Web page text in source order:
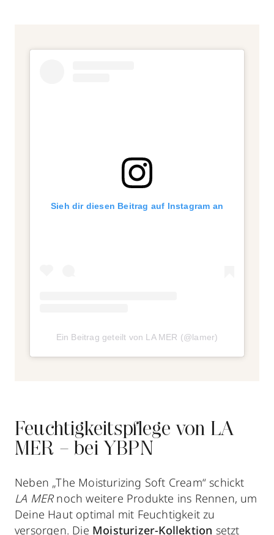
Sieh dir diesen Beitrag auf Instagram an
Ein Beitrag geteilt von LA MER (@lamer)
Feuchtigkeitspflege von LA
MER – bei YBPN
Neben „The Moisturizing Soft Cream“ schickt
LA MER noch weitere Produkte ins Rennen, um
Deine Haut optimal mit Feuchtigkeit zu
versorgen. Die Moisturizer-Kollektion setzt